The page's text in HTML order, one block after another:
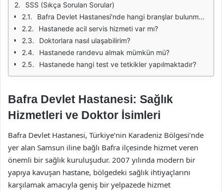
SSS (Sıkça Sorulan Sorular)
Bafra Devlet Hastanesi'nde hangi branşlar bulunmaktadır?
Hastanede acil servis hizmeti var mı?
Doktorlara nasıl ulaşabilirim?
Hastanede randevu almak mümkün mü?
Hastanede hangi test ve tetkikler yapılmaktadır?
Bafra Devlet Hastanesi: Sağlık
Hizmetleri ve Doktor İsimleri
Bafra Devlet Hastanesi, Türkiye’nin Karadeniz Bölgesi’nde
yer alan Samsun iline bağlı Bafra ilçesinde hizmet veren
önemli bir sağlık kuruluşudur. 2007 yılında modern bir
yapıya kavuşan hastane, bölgedeki sağlık ihtiyaçlarını
karşılamak amacıyla geniş bir yelpazede hizmet